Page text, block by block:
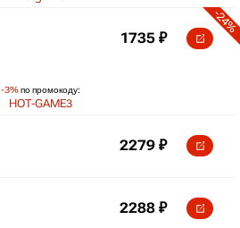
-3%по промокоду:
HOT-GAME3
-24%
1735 ₽
2279 ₽
2288 ₽